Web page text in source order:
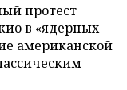
протест
в «ядерных
американской